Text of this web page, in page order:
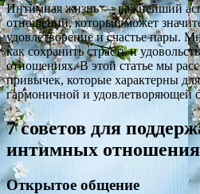
Интимная жизнь — важнейший
отношений, который может
удовлетворение и счастье пары.
как сохранить страсть и
отношениях. В этой статье мы
привычек, которые характерны
гармоничной и удовлетворяющей
7 советов для
интимных
Открытое общение